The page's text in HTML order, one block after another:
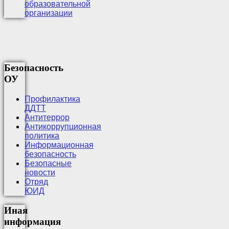
образовательной
организации
Безопасность
ОУ
Профилактика
ДДТТ
Антитеррор
Антикоррупционная
политика
Информационная
безопасность
Безопасные
новости
Отряд
ЮИД
Иная
информация